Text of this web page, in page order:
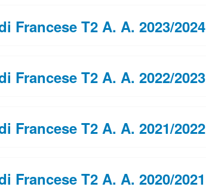
Francese T2 A. A. 2023/2024
Francese T2 A. A. 2022/2023
Francese T2 A. A. 2021/2022
Francese T2 A. A. 2020/2021